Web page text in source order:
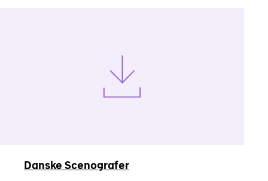
Danske Scenografer